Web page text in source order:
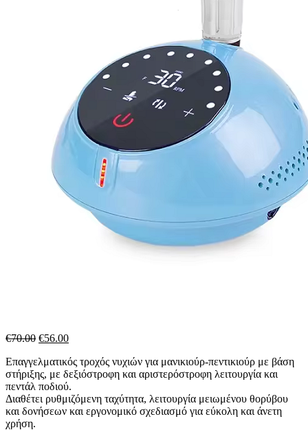
€70.00 Original
was:
€70.00.
€56.00Η
τιμή
είναι:
€56.00.
Επαγγελματικός τροχός νυχιών για μανικιούρ-πεντικιούρ με βάση
στήριξης, με δεξιόστροφη και αριστερόστροφη λειτουργία και
πεντάλ ποδιού.
Διαθέτει ρυθμιζόμενη ταχύτητα, λειτουργία μειωμένου θορύβου
και δονήσεων και εργονομικό σχεδιασμό για εύκολη και άνετη
χρήση.